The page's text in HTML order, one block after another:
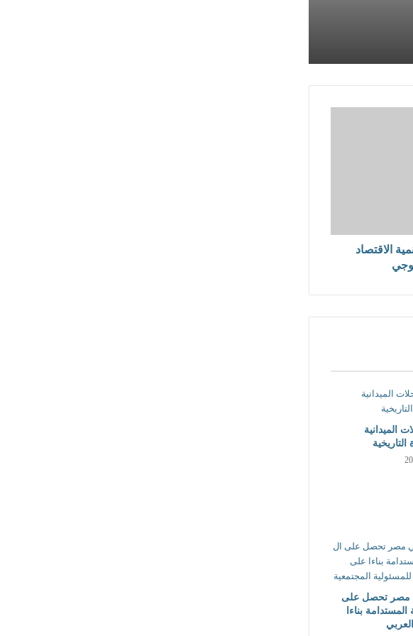
بأسيوط
الخاص
العالم
الاقتصاد
الميدانية
مصر تحصل على
المستدامة بناءا